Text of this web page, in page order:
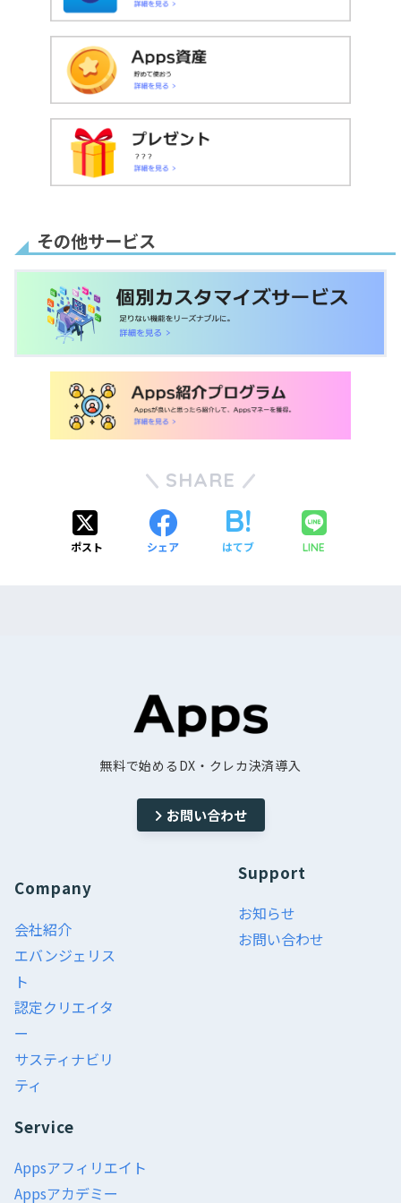
その他サービス
SHARE
ポスト シェア はてブ LINE
無料で始めるDX・クレカ決済導入
お問い合わせ
Company
会社紹介
エバンジェリス
ト
認定クリエイタ
ー
サスティナビリ
ティ
Support
お知らせ
お問い合わせ
Service
Appsアフィリエイト
Appsアカデミー